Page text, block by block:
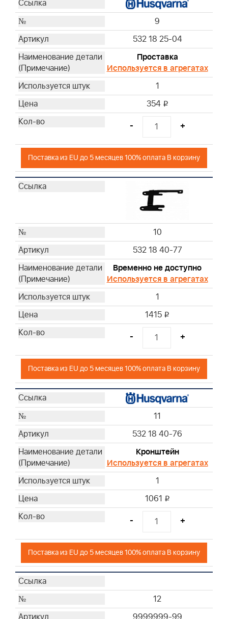
9
532 18 25-04
Проставка
Используется в агрегатах
1
354 i
- +
Поставка из EU до 5 месяцев 100% оплата В корзину
10
532 18 40-77
Временно не доступно
Используется в агрегатах
1
1415 i
- +
Поставка из EU до 5 месяцев 100% оплата В корзину
11
532 18 40-76
Кронштейн
Используется в агрегатах
1
1061 i
- +
Поставка из EU до 5 месяцев 100% оплата В корзину
12